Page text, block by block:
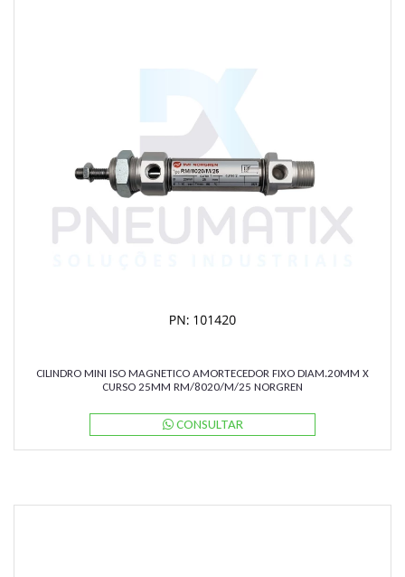
CILINDRO MINI ISO MAGNETICO AMORTECEDOR FIXO DIAM.20MM X
CURSO 25MM RM/8020/M/25 NORGREN
CONSULTAR